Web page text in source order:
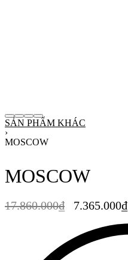
SẢN PHẨM KHÁC
›
MOSCOW
MOSCOW
17.860.000₫ 7.365.000₫